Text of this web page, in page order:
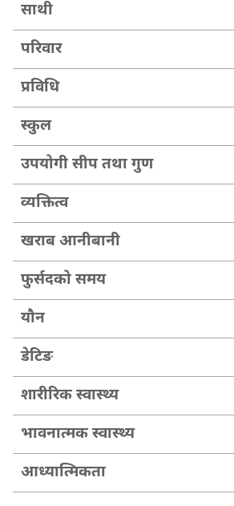
साथी
परिवार
प्रविधि
स्कुल
उपयोगी सीप तथा गुण
व्यक्तित्व
खराब आनीबानी
फुर्सदको समय
यौन
डेटिङ
शारीरिक स्वास्थ्य
भावनात्मक स्वास्थ्य
आध्यात्मिकता